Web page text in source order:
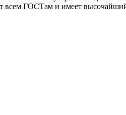
всем ГОСТам и имеет